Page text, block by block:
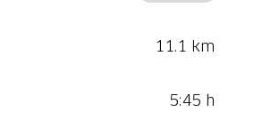
11.1 km
5:45 h